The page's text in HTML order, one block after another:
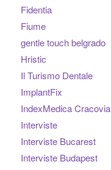
Fidentia
Fiume
gentle touch belgrado
Hristic
Il Turismo Dentale
ImplantFix
IndexMedica Cracovia
Interviste
Interviste Bucarest
Interviste Budapest